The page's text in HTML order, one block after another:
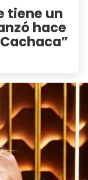
tiene un
hace